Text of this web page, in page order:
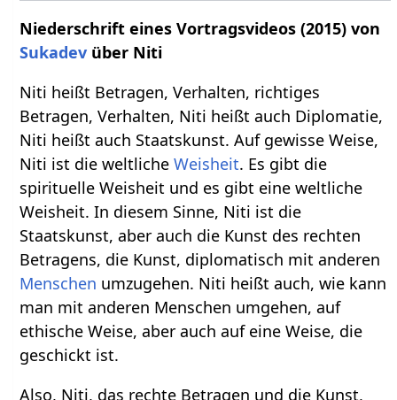
Niederschrift eines Vortragsvideos (2015) von
Sukadev über Niti
Niti heißt Betragen, Verhalten, richtiges
Betragen, Verhalten, Niti heißt auch Diplomatie,
Niti heißt auch Staatskunst. Auf gewisse Weise,
Niti ist die weltlicheWeisheit. Es gibt die
spirituelle Weisheit und es gibt eine weltliche
Weisheit. In diesem Sinne, Niti ist die
Staatskunst, aber auch die Kunst des rechten
Betragens, die Kunst, diplomatisch mit anderen
Menschen umzugehen. Niti heißt auch, wie kann
man mit anderen Menschen umgehen, auf
ethische Weise, aber auch auf eine Weise, die
geschickt ist.
Also, Niti, das rechte Betragen und die Kunst,